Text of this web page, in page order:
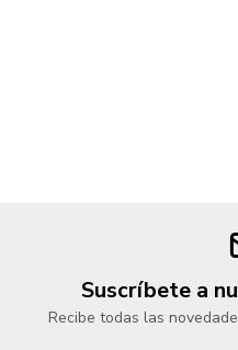
Suscríbete a
Recibe todas las